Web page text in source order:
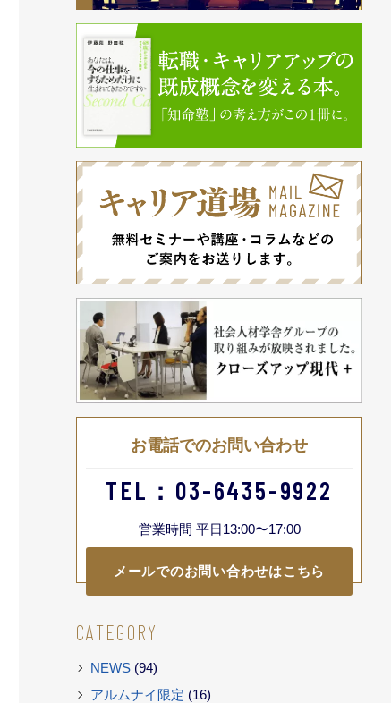
お電話でのお問い合わせ
TEL：03-6435-9922
営業時間 平日13:00〜17:00
メールでのお問い合わせはこちら
CATEGORY
NEWS (94)
アルムナイ限定 (16)